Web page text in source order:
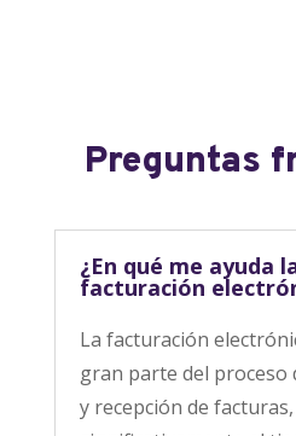
Preguntas
¿En qué me ayuda
facturación
La facturación
gran parte del proceso
y recepción de